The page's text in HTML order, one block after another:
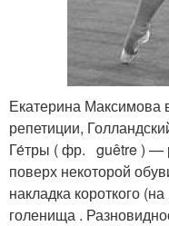
Екатерина Максимова
репетиции,
Ге́тры ( фр. guêtre ) —
поверх некоторой
накладка короткого
голенища .